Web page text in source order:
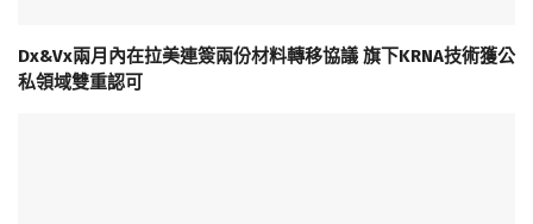
Dx&Vx兩月內在拉美連簽兩份材料轉移協議 旗下KRNA技術獲公
私領域雙重認可